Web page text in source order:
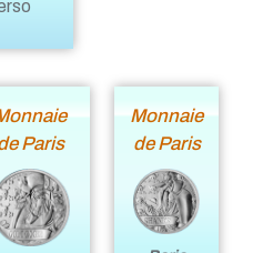
Paris
Monnaie
de Paris